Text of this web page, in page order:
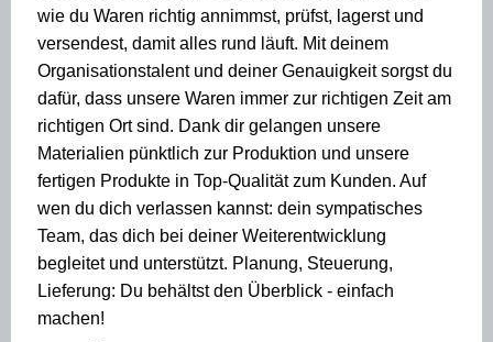
wie du Waren richtig annimmst, prüfst, lagerst und
versendest, damit alles rund läuft. Mit deinem
Organisationstalent und deiner Genauigkeit sorgst du
dafür, dass unsere Waren immer zur richtigen Zeit am
richtigen Ort sind. Dank dir gelangen unsere
Materialien pünktlich zur Produktion und unsere
fertigen Produkte in Top-Qualität zum Kunden. Auf
wen du dich verlassen kannst: dein sympatisches
Team, das dich bei deiner Weiterentwicklung
begleitet und unterstützt. Planung, Steuerung,
Lieferung: Du behältst den Überblick - einfach
machen!